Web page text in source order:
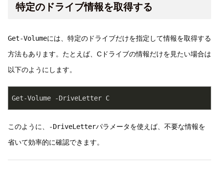
特定のドライブ情報を取得する
Get-Volumeには、特定のドライブだけを指定して情報を取得する
方法もあります。たとえば、Cドライブの情報だけを見たい場合は
以下のようにします。
Get-Volume -DriveLetter C
このように、 -DriveLetterパラメータを使えば、不要な情報を
省いて効率的に確認できます。